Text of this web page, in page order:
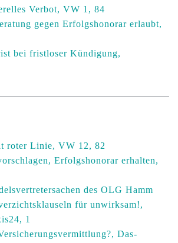
Verbot, VW 1, 84
gegen Erfolgshonorar erlaubt,
bei fristloser Kündigung,
roter Linie, VW 12, 82
Erfolgshonorar erhalten,
des OLG Hamm
für unwirksam!,
1
Das-